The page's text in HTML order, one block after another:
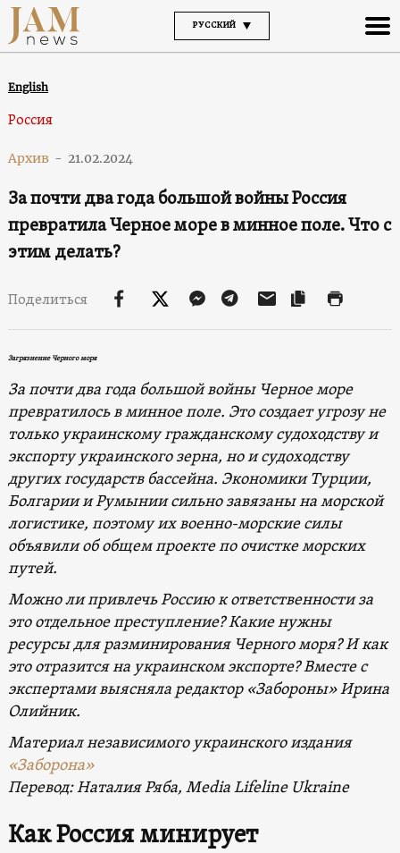
РУССКИЙ
English
Россия
Архив - 21.02.2024
За почти два года большой войны Россия
превратила Черное море в минное поле. Что с
этим делать?
Поделиться
Загрязнение Черного моря
За почти два года большой войны Черное море
превратилось в минное поле. Это создает угрозу не
только украинскому гражданскому судоходству и
экспорту украинского зерна, но и судоходству
других государств бассейна. Экономики Турции,
Болгарии и Румынии сильно завязаны на морской
логистике, поэтому их военно-морские силы
объявили об общем проекте по очистке морских
путей.
Можно ли привлечь Россию к ответственности за
это отдельное преступление? Какие нужны
ресурсы для разминирования Черного моря? И как
это отразится на украинском экспорте? Вместе с
экспертами выясняла редактор «Забороны» Ирина
Олийник.
Материал независимого украинского издания
«Заборона»
Перевод: Наталия Ряба, Media Lifeline Ukraine
Как Россия минирует